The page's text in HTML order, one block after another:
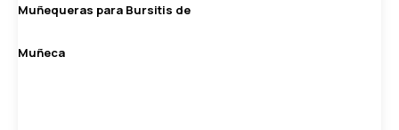
Muñequeras para Bursitis de
Muñeca